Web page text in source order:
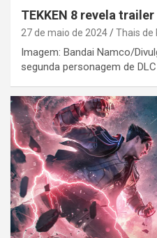
TEKKEN 8 revela
27 de maio de 2024 Thais de
Imagem: Bandai Namco/
segunda personagem de